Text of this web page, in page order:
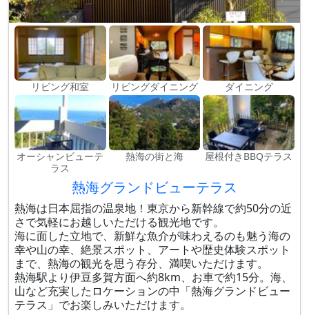
リビング和室 リビングダイニング ダイニング
オーシャンビューテ
ラス
熱海の街と海 屋根付きBBQテラス
熱海グランドビューテラス
熱海は日本屈指の温泉地！東京から新幹線で約50分の近
さで気軽にお越しいただける観光地です。
海に面した立地で、新鮮な魚介が味わえるのも魅う海の
幸や山の幸、絶景スポット、アートや歴史体験スポット
まで、熱海の観光を思う存分、満喫いただけます。
熱海駅より伊豆多賀方面へ約8km、お車で約15分。海、
山など充実したロケーションの中「熱海グランドビュー
テラス」でお楽しみいただけます。